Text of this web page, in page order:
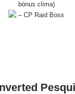
bónus clima)
– CP Raid Boss